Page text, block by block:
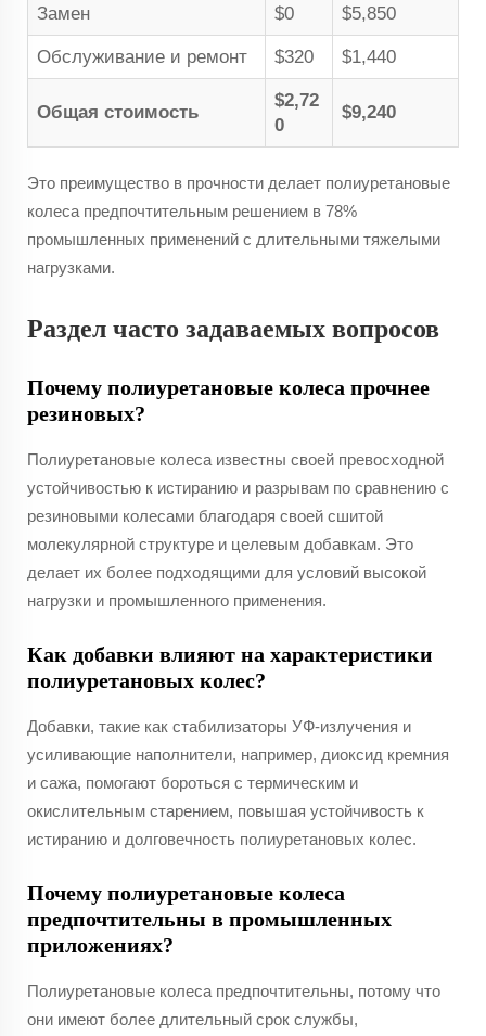
Замен $0 $5,850
Обслуживание и ремонт $320 $1,440
Общая стоимость
$2,72
0
$9,240
Это преимущество в прочности делает полиуретановые
колеса предпочтительным решением в 78%
промышленных применений с длительными тяжелыми
нагрузками.
Раздел часто задаваемых вопросов
Почему полиуретановые колеса прочнее
резиновых?
Полиуретановые колеса известны своей превосходной
устойчивостью к истиранию и разрывам по сравнению с
резиновыми колесами благодаря своей сшитой
молекулярной структуре и целевым добавкам. Это
делает их более подходящими для условий высокой
нагрузки и промышленного применения.
Как добавки влияют на характеристики
полиуретановых колес?
Добавки, такие как стабилизаторы УФ-излучения и
усиливающие наполнители, например, диоксид кремния
и сажа, помогают бороться с термическим и
окислительным старением, повышая устойчивость к
истиранию и долговечность полиуретановых колес.
Почему полиуретановые колеса
предпочтительны в промышленных
приложениях?
Полиуретановые колеса предпочтительны, потому что
они имеют более длительный срок службы,